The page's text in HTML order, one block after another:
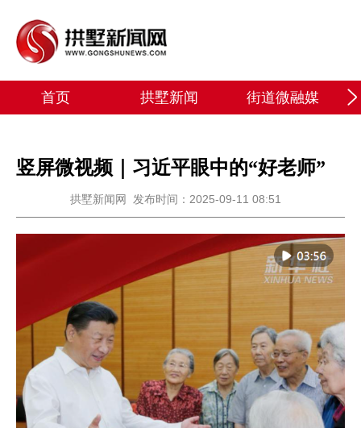
首页 拱墅新闻 街道微融媒
竖屏微视频｜习近平眼中的“好老师”
拱墅新闻网 发布时间：2025-09-11 08:51